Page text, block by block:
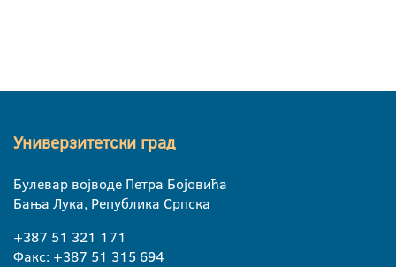
Универзитетски град
Булевар војводе Петра Бојовића
Бања Лука, Република Српска
+387 51 321 171
Факс: +387 51 315 694